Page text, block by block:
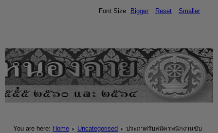
.
Font Size Bigger Reset Smaller
You are here: Home Uncategorised
ประกาศรับสมัครพนักงานขับ